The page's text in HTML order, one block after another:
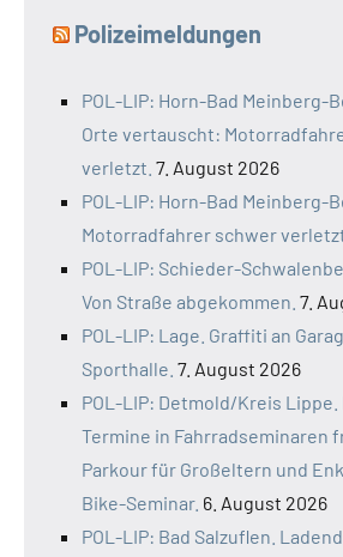
Polizeimeldungen
POL-LIP: Horn-Bad Meinberg-
Orte vertauscht:
verletzt. 7. August 2026
POL-LIP: Horn-Bad Meinberg-
Motorradfahrer schwer
POL-LIP: Schieder-
Von Straße abgekommen. 7.
POL-LIP: Lage. Graffiti an
Sporthalle. 7. August 2026
POL-LIP: Detmold/Kreis
Termine in Fahrradseminaren
Parkour für Großeltern und
Bike-Seminar. 6. August 2026
POL-LIP: Bad Salzuflen.